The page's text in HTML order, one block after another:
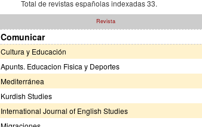
Total de revistas españolas indexadas 33.
Revista
Comunicar
Cultura y Educación
Apunts. Educacion Fisica y Deportes
Mediterránea
Kurdish Studies
International Journal of English Studies